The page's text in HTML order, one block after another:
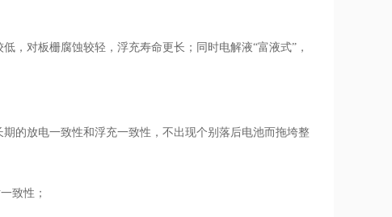
，对板栅腐蚀较轻，浮充寿命更长；同时电解液“富液式”，
的放电一致性和浮充一致性，不出现个别落后电池而拖垮整
致性；